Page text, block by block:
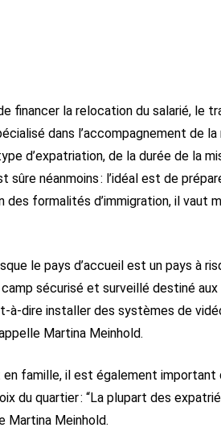
financer la relocation du salarié, le
dans l’accompagnement de
d’expatriation, de la durée de la
sûre néanmoins : l’idéal est de
des formalités d’immigration, il vaut
le pays d’accueil est un pays à
sécurisé et surveillé destiné
à-dire installer des systèmes de
Martina Meinhold.
en famille, il est également
du quartier : “La plupart des
Martina Meinhold.